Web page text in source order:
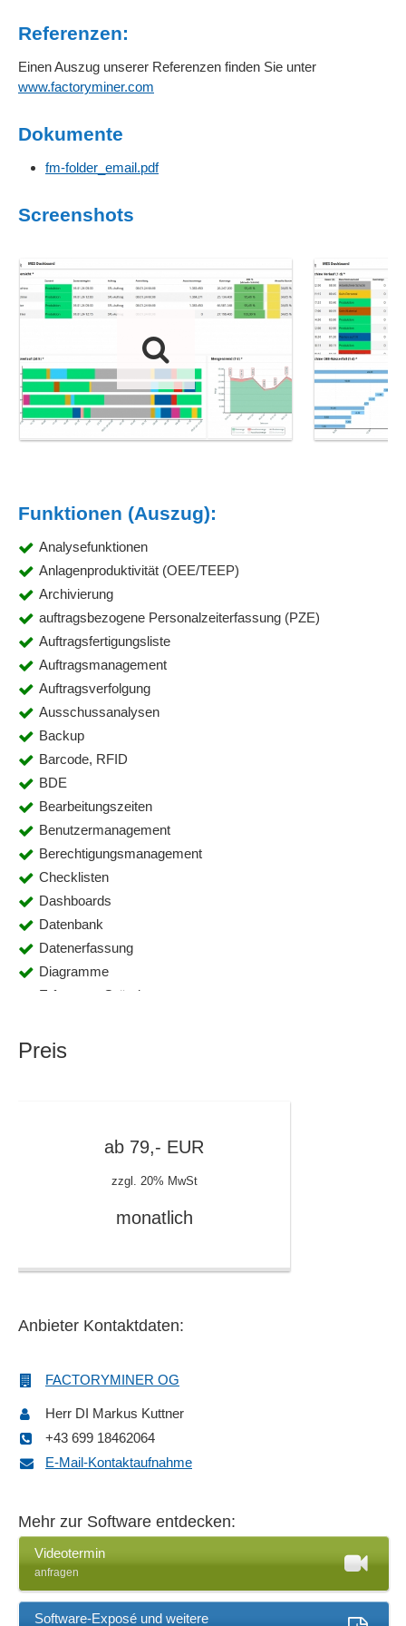
Referenzen:
Einen Auszug unserer Referenzen finden Sie unter
www.factoryminer.com
Dokumente
fm-folder_email.pdf
Screenshots
Funktionen (Auszug):
Analysefunktionen
Anlagenproduktivität (OEE/TEEP)
Archivierung
auftragsbezogene Personalzeiterfassung (PZE)
Auftragsfertigungsliste
Auftragsmanagement
Auftragsverfolgung
Ausschussanalysen
Backup
Barcode, RFID
BDE
Bearbeitungszeiten
Benutzermanagement
Berechtigungsmanagement
Checklisten
Dashboards
Datenbank
Datenerfassung
Diagramme
Erfassung Gründe
Erweiterbare Funktionen
Fertigungsaufträge
Fertigungsauftragsverwaltung
Fertigungsbuchungen
Grafische Visualisierungen
Kennzahlenreports
Losgröße 1
Maschinen-Zustandsübersicht
Mehrbenutzerfähigkeit
Mengenerfassung
Messdaten, MDE
OEE Dashboard
Produktdaten
Produktionsberichte
Preis
ab 79,- EUR
zzgl. 20% MwSt
monatlich
Anbieter Kontaktdaten:
FACTORYMINER OG
Herr DI Markus Kuttner
+43 699 18462064
E-Mail-Kontaktaufnahme
Mehr zur Software entdecken:
Videotermin
anfragen
Software-Exposé und weitere